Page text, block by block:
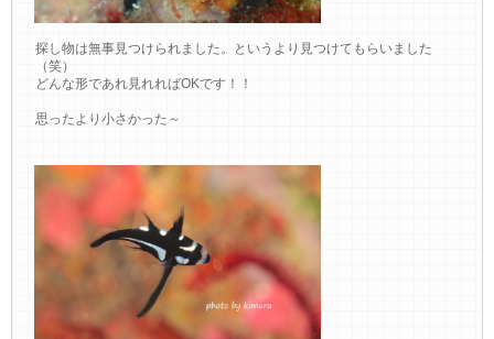
探し物は無事見つけられました。というより見つけてもらいました
（笑）
どんな形であれ見れればOKです！！
思ったより小さかった～